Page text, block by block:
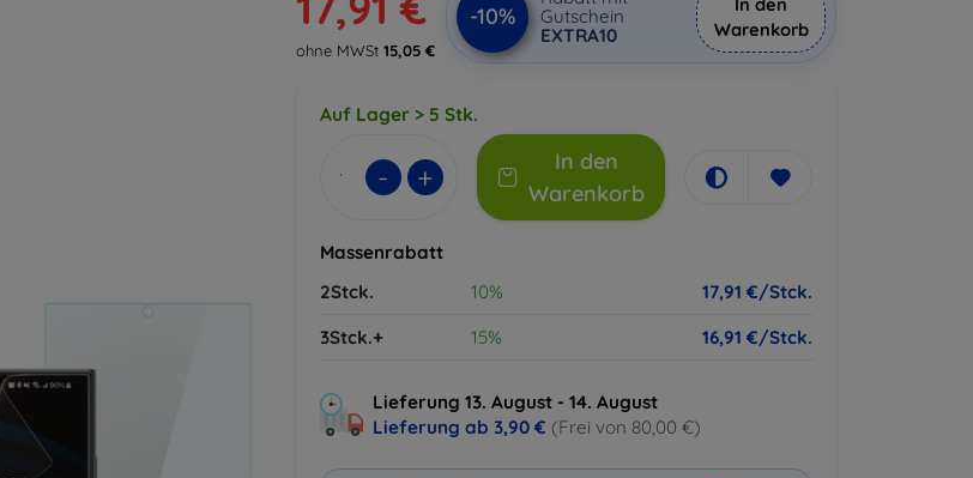
ohne MWSt 15,05 €
-10%
Gutschein
EXTRA10
Warenkorb
Auf Lager > 5 Stk.
- +
In den
Warenkorb
Massenrabatt
2Stck.
10%
17,91 €/Stck.
3Stck.+
15% 16,91 €/Stck.
Lieferung 13. August - 14. August
Lieferung ab 3,90 € (Frei von 80,00 €)